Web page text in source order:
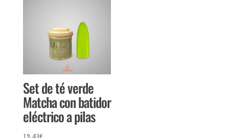
Set de té verde
Matcha con batidor
eléctrico a pilas
19,43€